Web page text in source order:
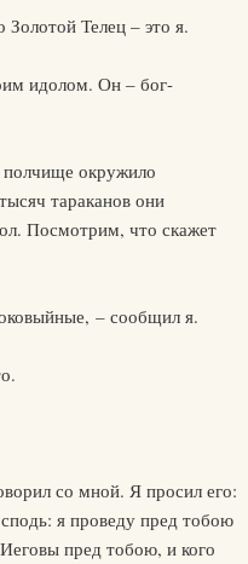
Золотой Телец – это я.
идолом. Он – бог-
окружило
тараканов они
Посмотрим, что скажет
– сообщил я.
со мной. Я просил его:
я проведу пред тобою
пред тобою, и кого